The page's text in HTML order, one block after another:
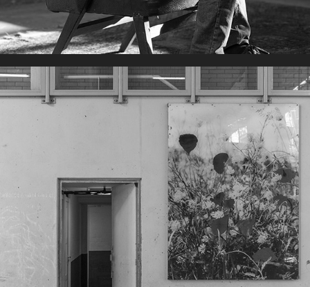
HET BLOKKIE ERTUSSEN